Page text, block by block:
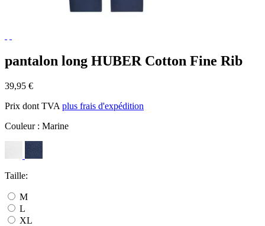
pantalon long HUBER Cotton Fine Rib
39,95 €
Prix dont TVA plus frais d'expédition
Couleur : Marine
Taille:
M
L
XL